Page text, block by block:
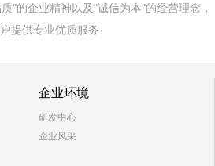
"的企业精神以及"诚信为本"的经营理念，
提供专业优质服务
企业环境
研发中心
企业风采